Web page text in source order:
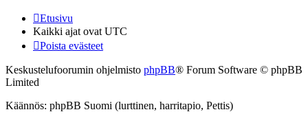
Etusivu
Kaikki ajat ovat UTC
Poista evästeet
Keskustelufoorumin ohjelmisto phpBB® Forum Software © phpBB
Limited
Käännös: phpBB Suomi (lurttinen, harritapio, Pettis)